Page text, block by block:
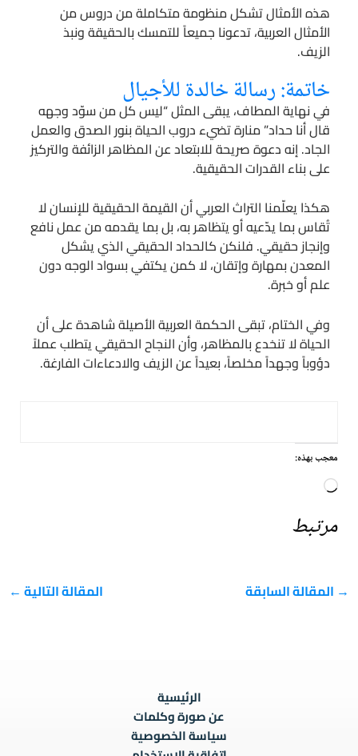
هذه الأمثال تشكل منظومة متكاملة من دروس من
الأمثال العربية، تدعونا جميعاً للتمسك بالحقيقة ونبذ
الزيف.
خاتمة: رسالة خالدة للأجيال
في نهاية المطاف، يبقى المثل “ليس كل من سوّد وجهه
قال أنا حداد” منارة تضيء دروب الحياة بنور الصدق والعمل
الجاد. إنه دعوة صريحة للابتعاد عن المظاهر الزائفة والتركيز
على بناء القدرات الحقيقية.
هكذا يعلّمنا التراث العربي أن القيمة الحقيقية للإنسان لا
تُقاس بما يدّعيه أو يتظاهر به، بل بما يقدمه من عمل نافع
وإنجاز حقيقي. فلنكن كالحداد الحقيقي الذي يشكل
المعدن بمهارة وإتقان، لا كمن يكتفي بسواد الوجه دون
علم أو خبرة.
وفي الختام، تبقى الحكمة العربية الأصيلة شاهدة على أن
الحياة لا تنخدع بالمظاهر، وأن النجاح الحقيقي يتطلب عملاً
دؤوباً وجهداً مخلصاً، بعيداً عن الزيف والادعاءات الفارغة.
معجب بهذه:
جاري
مرتبط
→ المقالة السابقة المقالة التالية ←
الرئيسية
عن صورة وكلمات
سياسة الخصوصية